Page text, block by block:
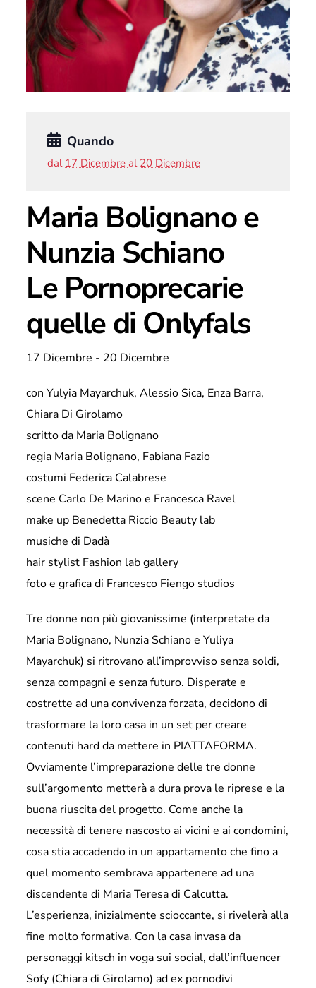
Quando
dal17 Dicembreal20 Dicembre
Maria Bolignano e
Nunzia Schiano
Le Pornoprecarie
quelle di Onlyfals
17 Dicembre - 20 Dicembre
con Yulyia Mayarchuk, Alessio Sica, Enza Barra,
Chiara Di Girolamo
scritto da Maria Bolignano
regia Maria Bolignano, Fabiana Fazio
costumi Federica Calabrese
scene Carlo De Marino e Francesca Ravel
make up Benedetta Riccio Beauty lab
musiche di Dadà
hair stylist Fashion lab gallery
foto e grafica di Francesco Fiengo studios
Tre donne non più giovanissime (interpretate da
Maria Bolignano, Nunzia Schiano e Yuliya
Mayarchuk) si ritrovano all’improvviso senza soldi,
senza compagni e senza futuro. Disperate e
costrette ad una convivenza forzata, decidono di
trasformare la loro casa in un set per creare
contenuti hard da mettere in PIATTAFORMA.
Ovviamente l’impreparazione delle tre donne
sull’argomento metterà a dura prova le riprese e la
buona riuscita del progetto. Come anche la
necessità di tenere nascosto ai vicini e ai condomini,
cosa stia accadendo in un appartamento che fino a
quel momento sembrava appartenere ad una
discendente di Maria Teresa di Calcutta.
L’esperienza, inizialmente scioccante, si rivelerà alla
fine molto formativa. Con la casa invasa da
personaggi kitsch in voga sui social, dall’influencer
Sofy (Chiara di Girolamo) ad ex pornodivi